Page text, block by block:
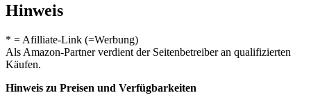
Hinweis
* = Afilliate-Link (=Werbung)
Als Amazon-Partner verdient der Seitenbetreiber an qualifizierten
Käufen.
Hinweis zu Preisen und Verfügbarkeiten